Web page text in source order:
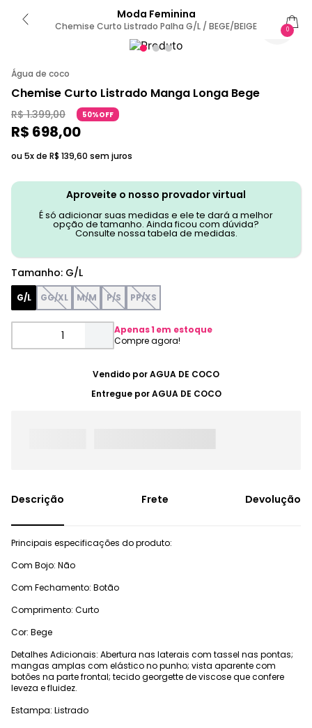
Moda Feminina
Chemise Curto Listrado Palha G/L / BEGE/BEIGE 0
Água de coco
Chemise Curto Listrado Manga Longa Bege
R$ 1.399,00 50%OFF
R$ 698,00
ou 5x de R$ 139,60 sem juros
Aproveite o nosso provador virtual
É só adicionar suas medidas e ele te dará a melhor
opção de tamanho. Ainda ficou com dúvida?
Consulte nossa tabela de medidas.
Tamanho: G/L
G/L GG/XL M/M P/S PP/XS
Apenas1 em estoque
Vendido porAGUA DE COCO
Entregue porAGUA DE COCO
Frete Devolução
Principais especificações do produto:
Com Bojo: Não
Com Fechamento: Botão
Comprimento: Curto
Cor: Bege
Detalhes Adicionais: Abertura nas laterais com tassel nas pontas;
mangas amplas com elástico no punho; vista aparente com
botões na parte frontal; tecido georgette de viscose que confere
leveza e fluidez.
Estampa: Listrado